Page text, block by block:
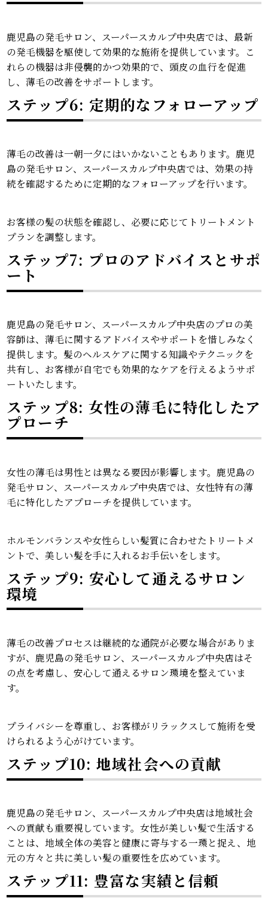
鹿児島の発毛サロン、スーパースカルプ中央店では、最新
の発毛機器を駆使して効果的な施術を提供しています。こ
れらの機器は非侵襲的かつ効果的で、頭皮の血行を促進
し、薄毛の改善をサポートします。
ステップ6: 定期的なフォローアップ
薄毛の改善は一朝一夕にはいかないこともあります。鹿児
島の発毛サロン、スーパースカルプ中央店では、効果の持
続を確認するために定期的なフォローアップを行います。
お客様の髪の状態を確認し、必要に応じてトリートメント
プランを調整します。
ステップ7: プロのアドバイスとサポ
ート
鹿児島の発毛サロン、スーパースカルプ中央店のプロの美
容師は、薄毛に関するアドバイスやサポートを惜しみなく
提供します。髪のヘルスケアに関する知識やテクニックを
共有し、お客様が自宅でも効果的なケアを行えるようサポ
ートいたします。
ステップ8: 女性の薄毛に特化したア
プローチ
女性の薄毛は男性とは異なる要因が影響します。鹿児島の
発毛サロン、スーパースカルプ中央店では、女性特有の薄
毛に特化したアプローチを提供しています。
ホルモンバランスや女性らしい髪質に合わせたトリートメ
ントで、美しい髪を手に入れるお手伝いをします。
ステップ9: 安心して通えるサロン
環境
薄毛の改善プロセスは継続的な通院が必要な場合がありま
すが、鹿児島の発毛サロン、スーパースカルプ中央店はそ
の点を考慮し、安心して通えるサロン環境を整えていま
す。
プライバシーを尊重し、お客様がリラックスして施術を受
けられるよう心がけています。
ステップ10: 地域社会への貢献
鹿児島の発毛サロン、スーパースカルプ中央店は地域社会
への貢献も重要視しています。女性が美しい髪で生活する
ことは、地域全体の美容と健康に寄与する一環と捉え、地
元の方々と共に美しい髪の重要性を広めています。
ステップ11: 豊富な実績と信頼